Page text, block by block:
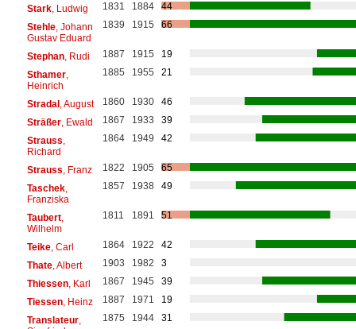
Stark, Ludwig 1831 1884
44
Stehle, Johann
Gustav Eduard
1839 1915 66
Stephan, Rudi 1887 1915
19
Sthamer,
Heinrich
1885 1955 21
Stradal, August 1860 1930
46
Sträßer, Ewald 1867 1933
39
Strauss
Richard
1864 1949 42
Strauss , Franz 1822 1905
65
Taschek,
Franziska
1857 1938 49
Taubert,
Wilhelm
1811 1891 51
Teike, Carl 1864 1922
42
Thate, Albert 1903 1982
3
Thiessen, Karl 1867 1945
39
Tiessen, Heinz 1887 1971
19
Translateur,
1875 1944 31